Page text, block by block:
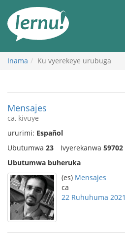
rupapuro
rw'ibirimwo
Inama Ku vyerekeye urubuga
Mensajes
ca, kivuye
ururimi: Español
Ubutumwa 23 Ivyerekanwa 59702
Ubutumwa buheruka
(es) Mensajes
ca
22 Ruhuhuma 2021